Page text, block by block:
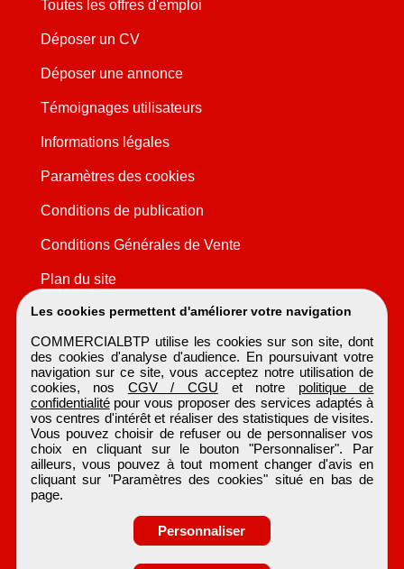
Les cookies permettent d'améliorer votre navigation
COMMERCIALBTP utilise les cookies sur son site, dont
des cookies d'analyse d'audience. En poursuivant votre
navigation sur ce site, vous acceptez notre utilisation de
cookies, nos CGV / CGU et notre politique de
confidentialitépour vous proposer des services adaptés à
vos centres d'intérêt et réaliser des statistiques de visites.
Vous pouvez choisir de refuser ou de personnaliser vos
choix en cliquant sur le bouton "Personnaliser". Par
ailleurs, vous pouvez à tout moment changer d'avis en
cliquant sur "Paramètres des cookies" situé en bas de
page.
Personnaliser
Toutes les offres d'emploi
Déposer un CV
Déposer une annonce
Témoignages utilisateurs
Informations légales
Paramètres des cookies
Conditions de publication
Conditions Générales de Vente
Plan du site